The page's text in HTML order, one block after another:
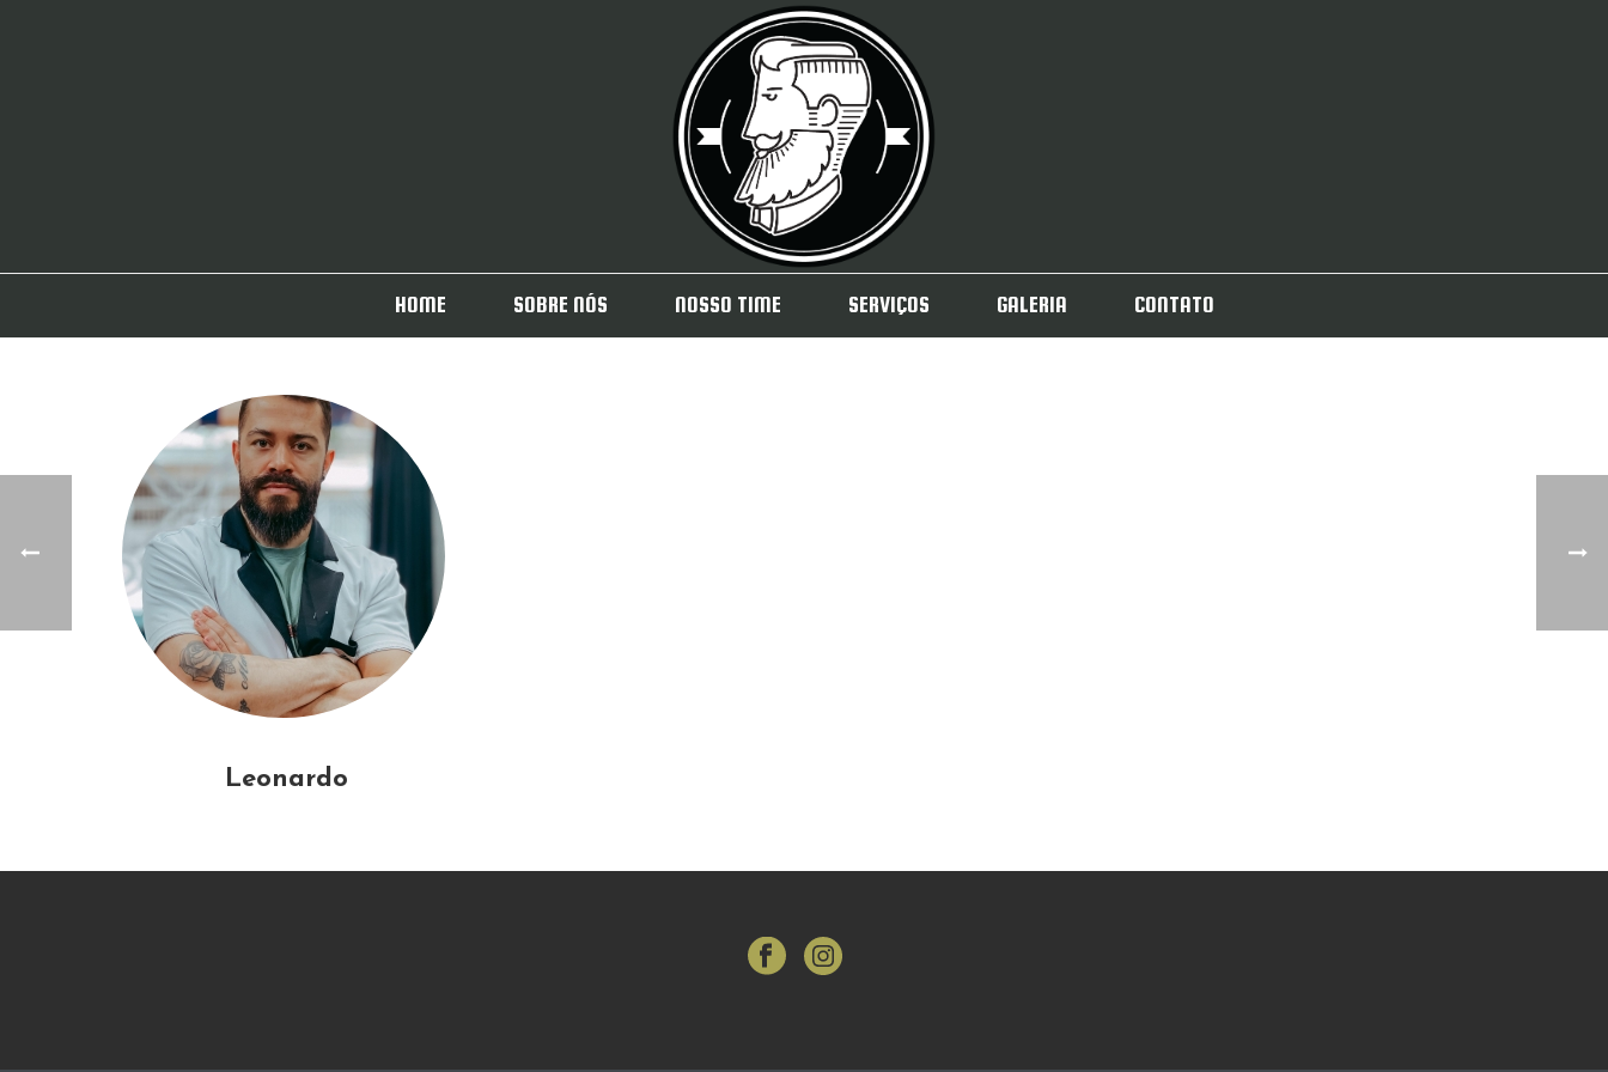
HOME SOBRE NÓS NOSSO TIME SERVIÇOS GALERIA CONTATO
Leonardo